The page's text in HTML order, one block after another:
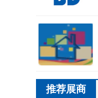
推荐展商